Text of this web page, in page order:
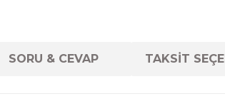
SORU & CEVAP TAKSİT